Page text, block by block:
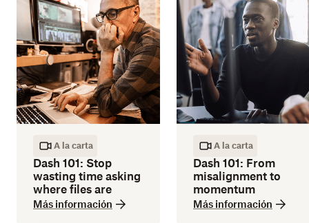
A la carta
Dash 101: Stop
wasting time asking
where files are
Más información
A la carta
Dash 101: From
misalignment to
momentum
Más información